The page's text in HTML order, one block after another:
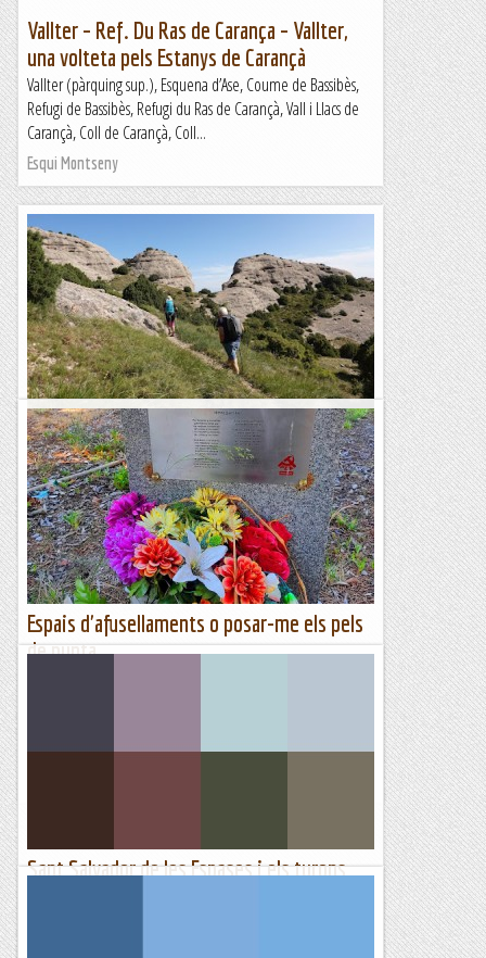
Vallter – Ref. Du Ras de Carança – Vallter,
una volteta pels Estanys de Carançà
Vallter (pàrquing sup.), Esquena d’Ase, Coume de Bassibès,
Refugi de Bassibès, Refugi du Ras de Carançà, Vall i Llacs de
Carançà, Coll de Carançà, Coll...
Esqui Montseny
Les Roques de Benet, circular pels ràpels
Un itinerari circular per les Roques de Benet passant pel seu
punt culminant, el Castell, recorrent part de la cresta cimera i
baixant per una línia de ràpels....
Blog de muntanya
Espais d'afusellaments o posar-me els pels
de punta
indrets on es...
Sant Salvador de les Espases i els turons